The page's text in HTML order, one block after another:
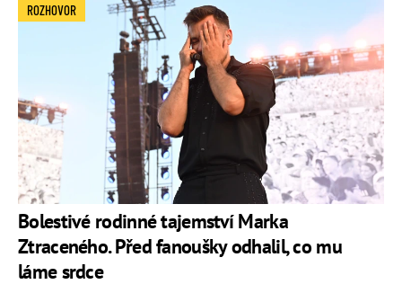
Bolestivé rodinné tajemství Marka
Ztraceného. Před fanoušky odhalil, co mu
láme srdce
ROZHOVOR